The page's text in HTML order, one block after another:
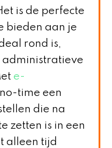
is de perfecte
bieden aan je
rond is,
e-
time een
die na
zetten is in een
alleen tijd